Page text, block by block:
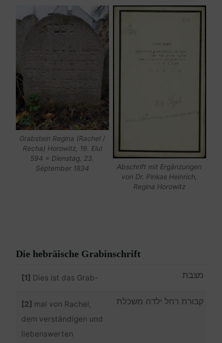
Grabstein Regina (Rachel /
Recha) Horowitz, 19. Elul
594 = Dienstag, 23.
September 1834
Abschrift mit Ergänzungen
von Dr. Pinkas Heinrich,
Regina Horowitz
Die hebräische Grabinschrift
[1] Dies ist das Grab- מצבת
[2] mal von Rachel,
dem verständigen und
liebenswerten
קבורת רחל ילדה משכלת